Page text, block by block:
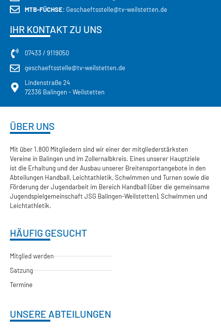
MTB-FÜCHSE: Geschaeftsstelle@tv-weilstetten.de
IHR KONTAKT ZU UNS
07433 / 9119050
geschaeftsstelle@tv-weilstetten.de
Lindenstraße 24
72336 Balingen - Weilstetten
ÜBER UNS
Mit über 1.800 Mitgliedern sind wir einer der mitgliederstärksten
Vereine in Balingen und im Zollernalbkreis. Eines unserer Hauptziele
ist die Erhaltung und der Ausbau unserer Breitensportangebote in den
Abteilungen Handball, Leichtathletik, Schwimmen und Turnen sowie die
Förderung der Jugendarbeit im Bereich Handball (über die gemeinsame
Jugendspielgemeinschaft JSG Balingen-Weilstetten), Schwimmen und
Leichtathletik.
HÄUFIG GESUCHT
Mitglied werden
Satzung
Termine
UNSERE ABTEILUNGEN